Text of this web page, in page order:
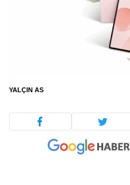
YALÇIN AS